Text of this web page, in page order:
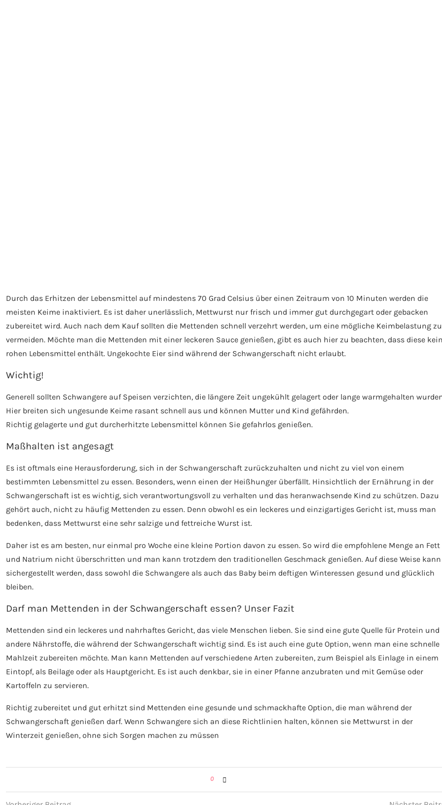
Durch das Erhitzen der Lebensmittel auf mindestens 70 Grad Celsius über einen Zeitraum von 10 Minuten werden die
meisten Keime inaktiviert. Es ist daher unerlässlich, Mettwurst nur frisch und immer gut durchgegart oder gebacken
zubereitet wird. Auch nach dem Kauf sollten die Mettenden schnell verzehrt werden, um eine mögliche Keimbelastung zu
vermeiden. Möchte man die Mettenden mit einer leckeren Sauce genießen, gibt es auch hier zu beachten, dass diese
rohen Lebensmittel enthält. Ungekochte Eier sind während der Schwangerschaft nicht erlaubt.
Wichtig!
Generell sollten Schwangere auf Speisen verzichten, die längere Zeit ungekühlt gelagert oder lange warmgehalten
Hier breiten sich ungesunde Keime rasant schnell aus und können Mutter und Kind gefährden.
Richtig gelagerte und gut durcherhitzte Lebensmittel können Sie gefahrlos genießen.
Maßhalten ist angesagt
Es ist oftmals eine Herausforderung, sich in der Schwangerschaft zurückzuhalten und nicht zu viel von einem
bestimmten Lebensmittel zu essen. Besonders, wenn einen der Heißhunger überfällt. Hinsichtlich der Ernährung in der
Schwangerschaft ist es wichtig, sich verantwortungsvoll zu verhalten und das heranwachsende Kind zu schützen. Dazu
gehört auch, nicht zu häufig Mettenden zu essen. Denn obwohl es ein leckeres und einzigartiges Gericht ist, muss man
bedenken, dass Mettwurst eine sehr salzige und fettreiche Wurst ist.
Daher ist es am besten, nur einmal pro Woche eine kleine Portion davon zu essen. So wird die empfohlene Menge an Fett
und Natrium nicht überschritten und man kann trotzdem den traditionellen Geschmack genießen. Auf diese Weise kann
sichergestellt werden, dass sowohl die Schwangere als auch das Baby beim deftigen Winteressen gesund und glücklich
bleiben.
Darf man Mettenden in der Schwangerschaft essen? Unser Fazit
Mettenden sind ein leckeres und nahrhaftes Gericht, das viele Menschen lieben. Sie sind eine gute Quelle für Protein und
andere Nährstoffe, die während der Schwangerschaft wichtig sind. Es ist auch eine gute Option, wenn man eine schnelle
Mahlzeit zubereiten möchte. Man kann Mettenden auf verschiedene Arten zubereiten, zum Beispiel als Einlage in einem
Eintopf, als Beilage oder als Hauptgericht. Es ist auch denkbar, sie in einer Pfanne anzubraten und mit Gemüse oder
Kartoffeln zu servieren.
Richtig zubereitet und gut erhitzt sind Mettenden eine gesunde und schmackhafte Option, die man während der
Schwangerschaft genießen darf. Wenn Schwangere sich an diese Richtlinien halten, können sie Mettwurst in der
Winterzeit genießen, ohne sich Sorgen machen zu müssen
0